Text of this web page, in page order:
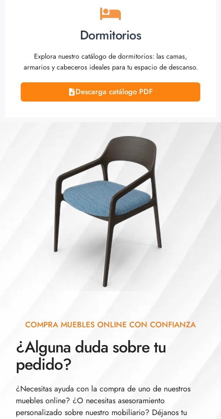
Dormitorios
Explora nuestro catálogo de dormitorios: las camas,
armarios y cabeceros ideales para tu espacio de descanso.
Descarga catálogo PDF
COMPRA MUEBLES ONLINE CON CONFIANZA
¿Alguna duda sobre tu
pedido?
¿Necesitas ayuda con la compra de uno de nuestros
muebles online? ¿O necesitas asesoramiento
personalizado sobre nuestro mobiliario? Déjanos tu